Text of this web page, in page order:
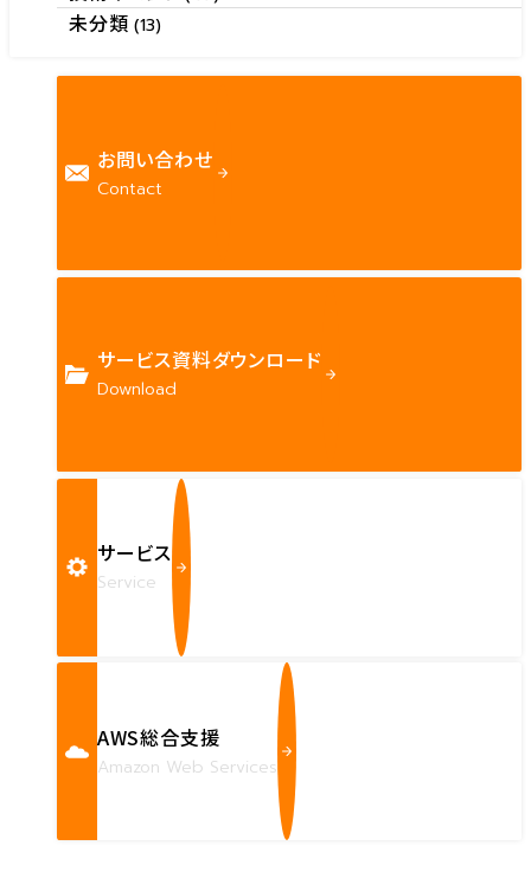
未分類(13)
お問い合わせ
Contact
サービス資料ダウンロード
Download
サービス
Service
AWS総合支援
Amazon Web Services